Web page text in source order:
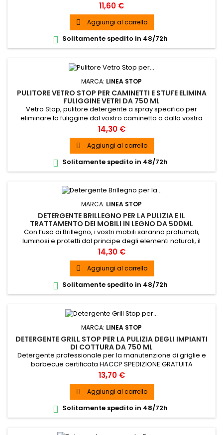
SPEDIZIONE GRATUITA
Prezzo
11,60 €
 Aggiungi al carrello
 Solitamente spedito in 48/72h
MARCA: LINEA STOP
PULITORE VETRO STOP PER CAMINETTI E STUFE ELIMINA
FULIGGINE VETRI DA 750 ML
Vetro Stop, pulitore detergente a spray specifico per
eliminare la fuliggine dal vostro caminetto o dalla vostra
stufa SPEDIZIONE GRATUITA
Prezzo
14,30 €
 Aggiungi al carrello
 Solitamente spedito in 48/72h
MARCA: LINEA STOP
DETERGENTE BRILLEGNO PER LA PULIZIA E IL
TRATTAMENTO DEI MOBILI IN LEGNO DA 500ML
Con l’uso di Brillegno, i vostri mobili saranno profumati,
luminosi e protetti dal principe degli elementi naturali, il
miele. SPEDIZIONE GRATUITA
Prezzo
14,30 €
 Aggiungi al carrello
 Solitamente spedito in 48/72h
MARCA: LINEA STOP
DETERGENTE GRILL STOP PER LA PULIZIA DEGLI IMPIANTI
DI COTTURA DA 750 ML
Detergente professionale per la manutenzione di griglie e
barbecue certificata HACCP SPEDIZIONE GRATUITA
Prezzo
13,70 €
 Aggiungi al carrello
 Solitamente spedito in 48/72h